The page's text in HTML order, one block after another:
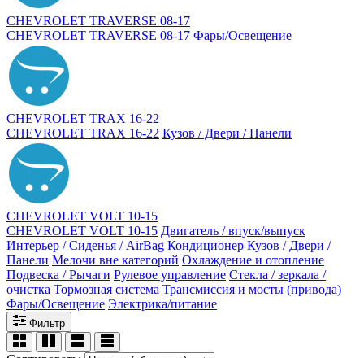
CHEVROLET TRAVERSE 08-17
CHEVROLET TRAVERSE 08-17 Фары/Освещение
CHEVROLET TRAX 16-22
CHEVROLET TRAX 16-22 Кузов / Двери / Панели
CHEVROLET VOLT 10-15
CHEVROLET VOLT 10-15 Двигатель / впуск/выпуск
Интерьер / Сиденья / AirBag Кондиционер Кузов / Двери /
Панели Мелочи вне категорий Охлаждение и отопление
Подвеска / Рычаги Рулевое управление Стекла / зеркала /
очистка Тормозная система Трансмиссия и мосты (привода)
Фары/Освещение Электрика/питание
Фильтр